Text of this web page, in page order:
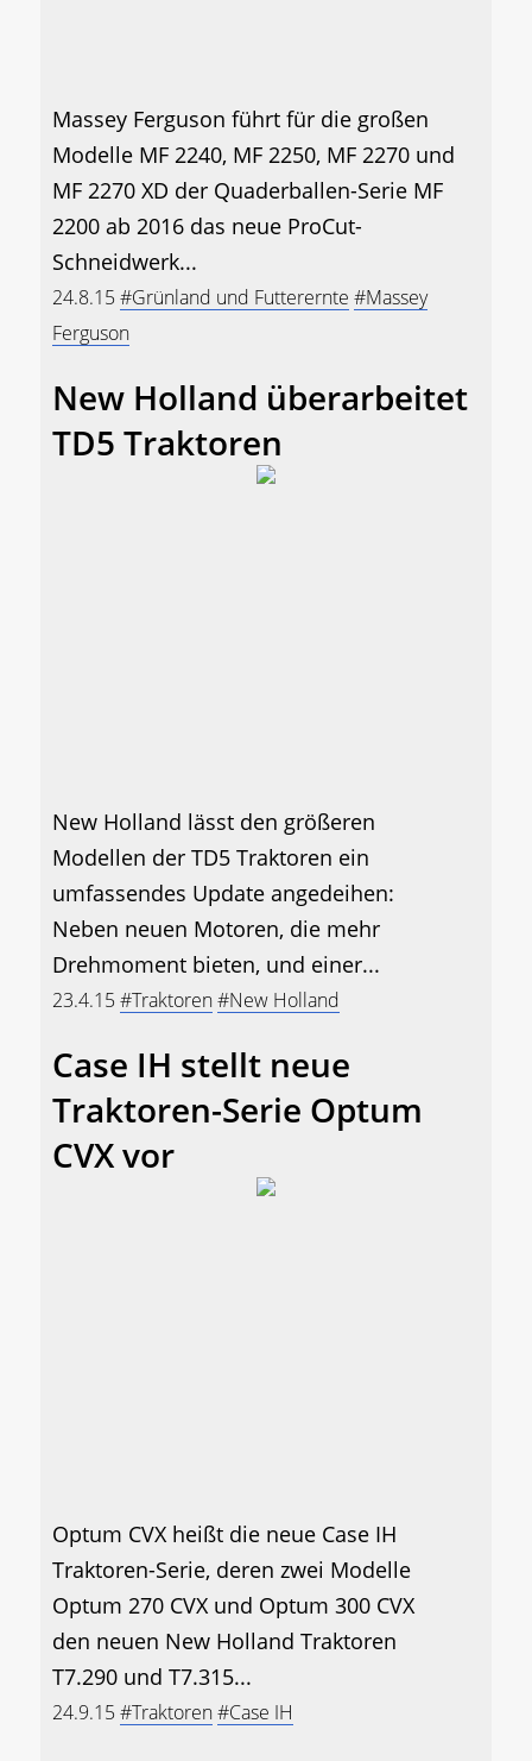
Massey Ferguson führt für die großen
Modelle MF 2240, MF 2250, MF 2270 und
MF 2270 XD der Quaderballen-Serie MF
2200 ab 2016 das neue ProCut-
Schneidwerk...
24.8.15#Grünland und Futterernte #Massey
Ferguson
New Holland überarbeitet
TD5 Traktoren
New Holland lässt den größeren
Modellen der TD5 Traktoren ein
umfassendes Update angedeihen:
Neben neuen Motoren, die mehr
Drehmoment bieten, und einer...
23.4.15#Traktoren#New Holland
Case IH stellt neue
Traktoren-Serie Optum
CVX vor
Optum CVX heißt die neue Case IH
Traktoren-Serie, deren zwei Modelle
Optum 270 CVX und Optum 300 CVX
den neuen New Holland Traktoren
T7.290 und T7.315...
24.9.15#Traktoren#Case IH